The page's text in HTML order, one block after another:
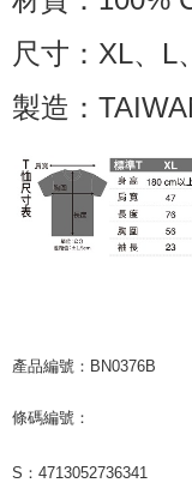
NT$85/pesanan |
海外地區配送
尺寸：XL、L
製造：
產品編號：BN0376B
條碼編號：
S：4713052736341